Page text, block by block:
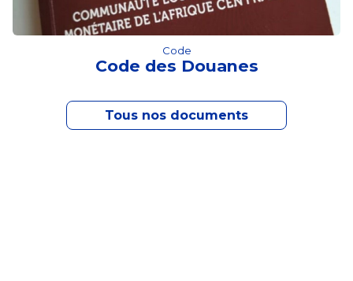
Code
Code des Douanes
Tous nos documents